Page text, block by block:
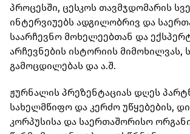
პროცესში, ცესკოს თავმჯდომარის
ინტერვიუებს ადგილობრივ და
საარჩევნო მოხელეებთან და
არჩევნების ისტორიის მიმოხილვას,
გამოცდილებას და ა.შ.
ჟურნალის პრეზენტაციას დღეს
სახელმწიფო და კერძო უწყებების,
კორპუსისა და საერთაშორისო